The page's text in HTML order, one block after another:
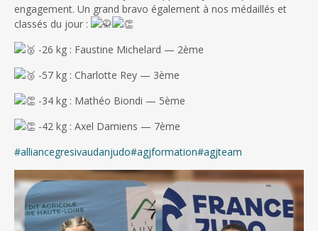
engagement. Un grand bravo également à nos médaillés et
classés du jour :
-26 kg : Faustine Michelard — 2ème
-57 kg : Charlotte Rey — 3ème
-34 kg : Mathéo Biondi — 5ème
-42 kg : Axel Damiens — 7ème
#alliancegresivaudanjudo#agjformation#agjteam